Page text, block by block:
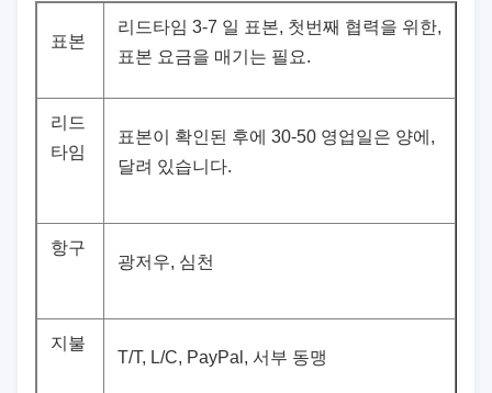
표본
리드타임 3-7 일 표본, 첫번째 협력을 위한,
표본 요금을 매기는 필요.
리드
타임
표본이 확인된 후에 30-50 영업일은 양에,
달려 있습니다.
항구
광저우, 심천
지불
T/T, L/C, PayPal, 서부 동맹